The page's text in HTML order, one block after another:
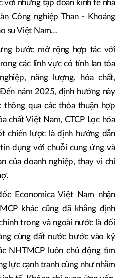
và khả năng lan tỏa sang các
SHB đã sớm thiết lập các mối
với những tập đoàn kinh tế nhà
Công nghiệp Than - Khoáng
su Việt Nam…
bước mở rộng hợp tác với
các lĩnh vực có tính lan tỏa
năng lượng, hóa chất,
năm 2025, định hướng này
qua các thỏa thuận hợp
chiến lược là định hướng dẫn
dụng với chuỗi cung ứng và
của doanh nghiệp, thay vì chỉ
Economica Việt Nam nhận